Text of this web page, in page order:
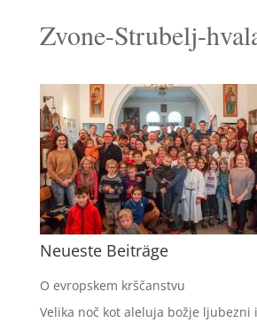
Zvone-Strubelj-
Neueste Beiträge
O evropskem krščanstvu
Velika noč kot aleluja božje ljubezni